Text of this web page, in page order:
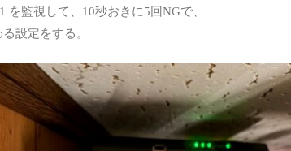
を監視して、10秒おきに5回NGで、
設定をする。